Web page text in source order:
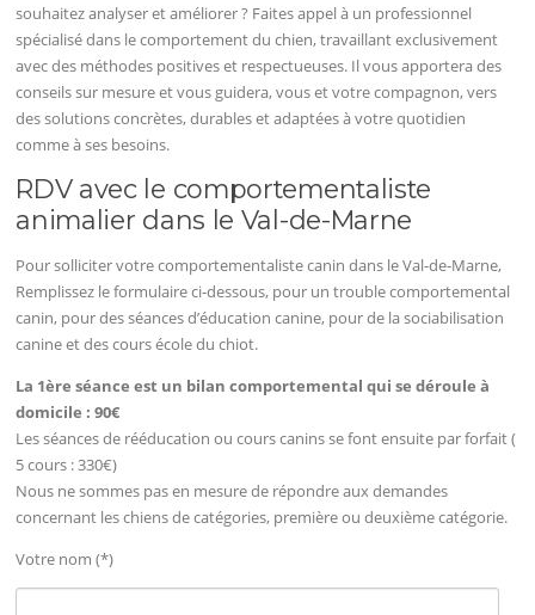
souhaitez analyser et améliorer ? Faites appel à un professionnel
spécialisé dans le comportement du chien, travaillant exclusivement
avec des méthodes positives et respectueuses. Il vous apportera des
conseils sur mesure et vous guidera, vous et votre compagnon, vers
des solutions concrètes, durables et adaptées à votre quotidien
comme à ses besoins.
RDV avec le comportementaliste
animalier dans le Val-de-Marne
Pour solliciter votre comportementaliste canin dans le Val-de-Marne,
Remplissez le formulaire ci-dessous, pour un trouble comportemental
canin, pour des séances d’éducation canine, pour de la sociabilisation
canine et des cours école du chiot.
La 1ère séance est un bilan comportemental qui se déroule à
domicile : 90€
Les séances de rééducation ou cours canins se font ensuite par forfait (
5 cours : 330€)
Nous ne sommes pas en mesure de répondre aux demandes
concernant les chiens de catégories, première ou deuxième catégorie.
Votre nom (*)